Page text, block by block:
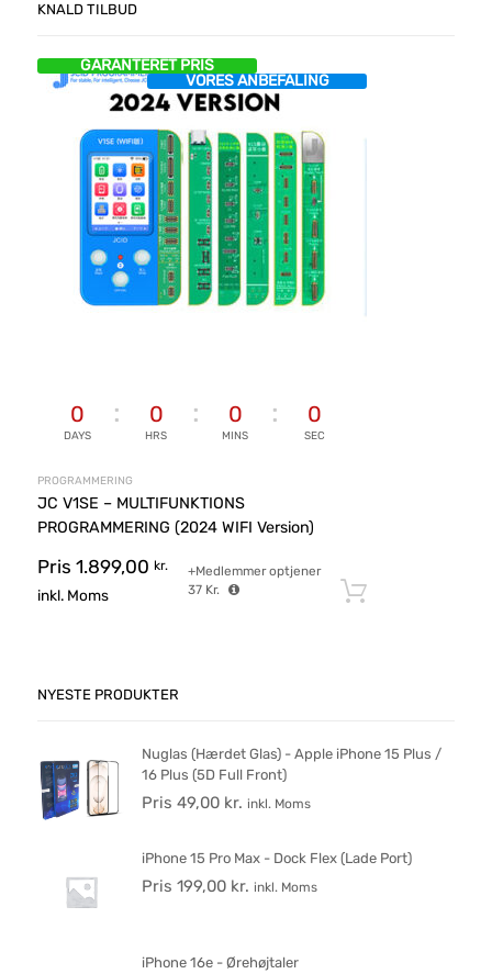
KNALD TILBUD
GARANTERET PRIS
VORES ANBEFALING
0
DAYS
0
HRS
0
MINS
0
SEC
PROGRAMMERING
JC V1SE – MULTIFUNKTIONS
PROGRAMMERING (2024 WIFI Version)
Pris 1.899,00 kr.
inkl. Moms
+Medlemmer optjener
37 Kr.
NYESTE PRODUKTER
Nuglas (Hærdet Glas) - Apple iPhone 15 Plus /
16 Plus (5D Full Front)
Pris 49,00 kr. inkl. Moms
iPhone 15 Pro Max - Dock Flex (Lade Port)
Pris 199,00 kr. inkl. Moms
iPhone 16e - Ørehøjtaler